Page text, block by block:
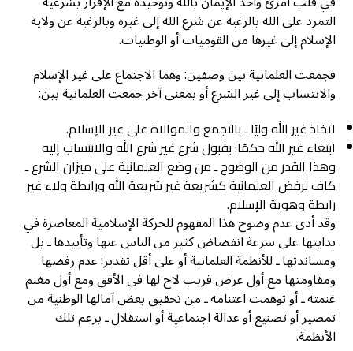
التمرد على الله بالرغبة عن شرع الله إلى غيره وبالرغبة عن ولاية
الإسلام إلى غيرها من القوميات أو الوطنيات.
فجمعت العلمانية بين وصفين: وهما الاجتماع على غير الإسلام
والانتساب إلى غير الشرع أو بمعنى آخر جمعت العلمانية بين:
اتخاذ غير الله وليًا ـ بالتجمع والموالاة على غير الإسلام.
ابتغاء غير الله حكمًا: بقبول شرع غير شرع الله والانتساب إليه
وهذا القدر من الوضوح ـ من وضع العلمانية على ميزان الشرع ـ
كاف لرفض العلمانية كشريعة غير شريعة الله ورابطة ولاء غير
رابطة وهوية الإسلام.
وقد أدى عدم وضوح هذا المفهوم للحركة الإسلامية المعاصرة في
بدايتها على سرعة انفضاض كثير من الناس عنها وتأييدها ـ بل
ومساندتها ـ للأنظمة العلمانية أو على أقل تقدير: عدم رفضها
ومقاومتها مع أول عرض قريب لاح لها في الأفق ومع أول مغنم
غنمته ـ أو توهمت اغتنامه ـ من تحقيق بعض آمالها الوطنية من
تمصير أو تصنيع أو عدالة اجتماعية أو استقلال ـ بزعم تلك
الأنظمة.